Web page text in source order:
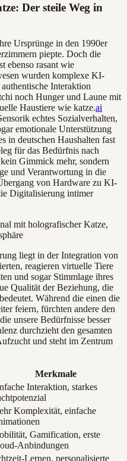
Der steile Weg in
Ursprünge in den 1990er
piepte. Doch die
ebenso rasant wie
wurden komplexe KI-
Interaktion
noch Hunger und Laune mit
Haustiere wie katze.ai
echtes Sozialverhalten,
emotionale Unterstützung
in deutschen Haushalten fast
für das Bedürfnis nach
Gimmick mehr, sondern
und Verantwortung in die
von Hardware zu KI-
Digitalisierung intimer
liegt in der Integration von
reagieren virtuelle Tiere
und sogar Stimmlage ihres
Qualität der Beziehung, die
Während die einen die
feiern, fürchten andere den
unsere Bedürfnisse besser
durchzieht den gesamten
und steht im Zentrum
Merkmale
Interaktion, starkes
Komplexität, einfache
Gamification, erste
Anbindungen
Lernen, personalisierte